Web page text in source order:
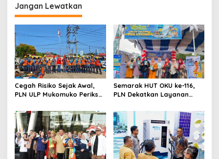
a
s
i
p
o
s
Jangan Lewatkan
Cegah Risiko Sejak Awal,
PLN ULP Mukomuko Periksa
secara Rutin
Semarak HUT OKU ke-116,
PLN Dekatkan Layanan
Mobile 2026